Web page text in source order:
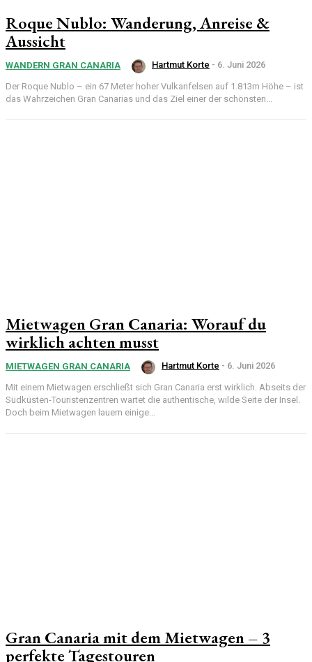
Roque Nublo: Wanderung, Anreise &
Aussicht
WANDERN GRAN CANARIA Hartmut Korte - 6. Juni 2026
Der Roque Nublo – ein 67 Meter hoher Vulkanfelsen auf 1.813m Höhe – ist
das Wahrzeichen Gran Canarias und das Ziel einer der schönsten...
Mietwagen Gran Canaria: Worauf du
wirklich achten musst
MIETWAGEN GRAN CANARIA Hartmut Korte - 6. Juni 2026
Mit einem Mietwagen erschließt sich Gran Canaria erst wirklich. Abseits der
Südküsten-Touristenzentren wartet die authentische, wilde Seite der Insel.
Doch beim Mietwagen lauern einige...
Gran Canaria mit dem Mietwagen – 3
perfekte Tagestouren